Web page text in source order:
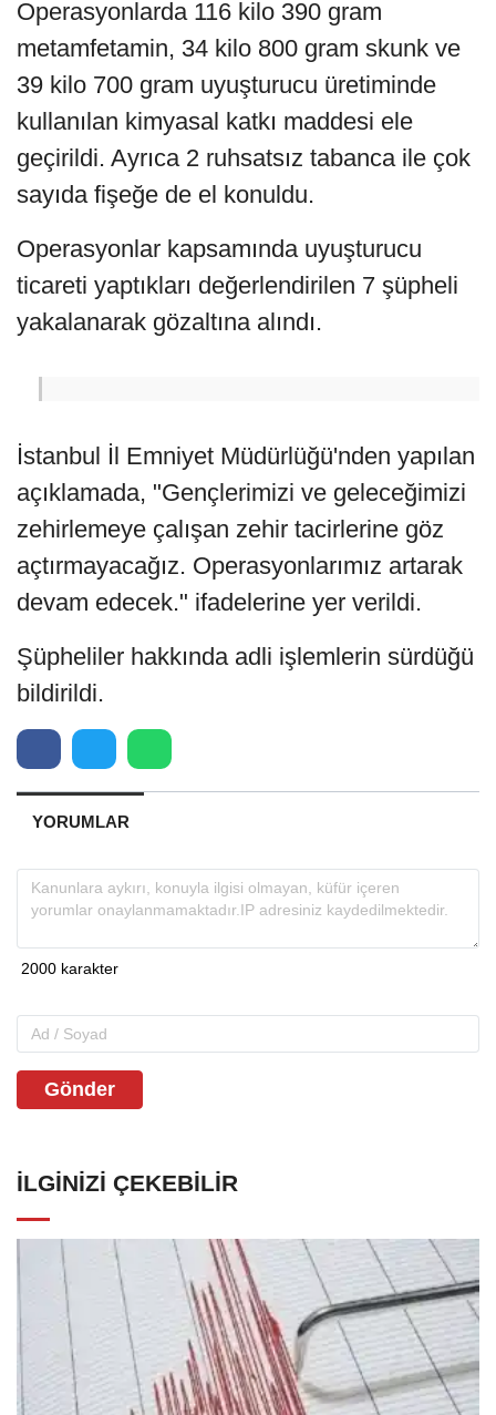
Operasyonlarda 116 kilo 390 gram
metamfetamin, 34 kilo 800 gram skunk ve
39 kilo 700 gram uyuşturucu üretiminde
kullanılan kimyasal katkı maddesi ele
geçirildi. Ayrıca 2 ruhsatsız tabanca ile çok
sayıda fişeğe de el konuldu.
Operasyonlar kapsamında uyuşturucu
ticareti yaptıkları değerlendirilen 7 şüpheli
yakalanarak gözaltına alındı.
İstanbul İl Emniyet Müdürlüğü'nden yapılan
açıklamada, "Gençlerimizi ve geleceğimizi
zehirlemeye çalışan zehir tacirlerine göz
açtırmayacağız. Operasyonlarımız artarak
devam edecek." ifadelerine yer verildi.
Şüpheliler hakkında adli işlemlerin sürdüğü
bildirildi.
YORUMLAR
Gönder
İLGINIZI ÇEKEBILIR